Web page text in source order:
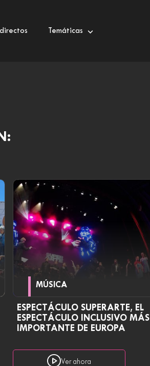
Temáticas
MÚSICA
ESPECTÁCULO SUPERARTE, EL
ESPECTÁCULO INCLUSIVO MÁS
IMPORTANTE DE EUROPA
Ver ahora